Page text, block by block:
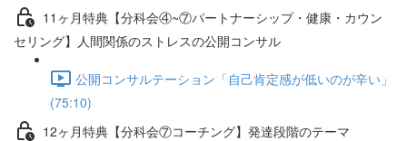
11ヶ月特典【分科会④~⑦パートナーシップ・健康・カウン
セリング】人間関係のストレスの公開コンサル
公開コンサルテーション「自己肯定感が低いのが辛い」
(75:10)
12ヶ月特典【分科会⑦コーチング】発達段階のテーマ